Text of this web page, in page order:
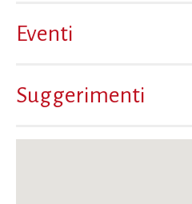
Eventi
Suggerimenti